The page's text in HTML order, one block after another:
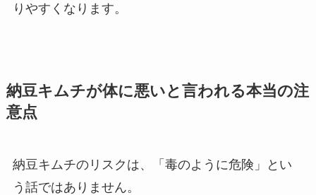
りやすくなります。
納豆キムチが体に悪いと言われる本当の注
意点
納豆キムチのリスクは、「毒のように危険」とい
う話ではありません。